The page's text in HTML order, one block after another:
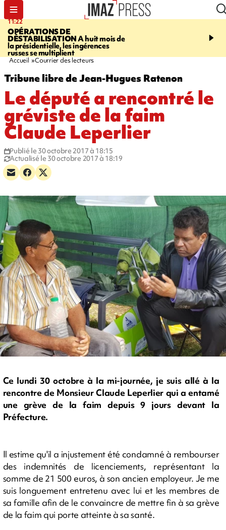
11:22
OPÉRATIONS DE
DÉSTABILISATIONA huit mois de
la présidentielle, les ingérences
russes se multiplient
14:51
Rivière triple champion
Accueil Courrier des lecteurs
Tribune libre de Jean-Hugues Ratenon
Le député a rencontré le
gréviste de la faim
Claude Leperlier
Publié le 30 octobre 2017 à 18:15
Actualisé le 30 octobre 2017 à 18:19
Ce lundi 30 octobre à la mi-journée, je suis allé à la
rencontre de Monsieur Claude Leperlier qui a entamé
une grève de la faim depuis 9 jours devant la
Préfecture.
Il estime qu'il a injustement été condamné à rembourser
des indemnités de licenciements, représentant la
somme de 21 500 euros, à son ancien employeur. Je me
suis longuement entretenu avec lui et les membres de
sa famille afin de le convaincre de mettre fin à sa grève
de la faim qui porte atteinte à sa santé.